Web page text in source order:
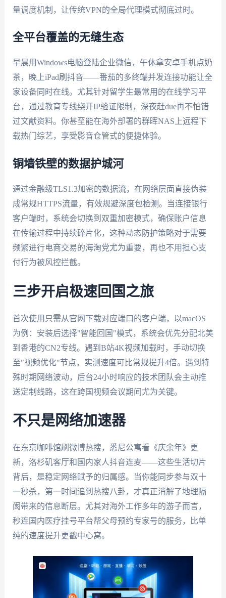
量调度机制，让传统VPN的全局代理模式彻底过时。
全平台覆盖的无缝生态
早晨用Windows电脑登陆企业微信，午休拿安卓手机点奶
茶，晚上iPad刷抖音——番茄的多终端并发连接功能让全
家设备同时在线。尤其针对留学生最常用的在线学习平
台，通过教育专线绕开IP验证限制，深夜赶due再不怕错
过文献资料。你甚至能在海外部署的群晖NAS上远程下
载热门综艺，享受影音仓管式的便捷体验。
铜墙铁壁的数据护城河
通过金融级TLS1.3加密的数据流，在网络层面直接伪装
成常规HTTPS流量，有效规避深度包检测。当连接银行
客户端时，系统会切换到双重加密模式，确保账户信息
在传输过程中持续碎片化，这种动态防护策略对于需要
频繁进行电商交易的海淘党尤为重要，再也不用担心支
付行为被风控拦截。
三步开启极速回国之旅
首次使用只需从官网下载对应端口的客户端，以macOS
为例：安装后选择"智能回国"模式，系统会优先分配北美
到香港的CN2专线。遇到B站4K视频加载时，手动切换
至"视频优化"节点，实测速度可比常规提升4倍。遇到特
殊时期网络波动，后台24小时响应的技术团队会主动推
送定制线路，这在跨国视频会议期间尤为关键。
不只是网络加速器
在东京咖啡馆刷微博热搜，悉尼公寓看《庆余年》更
新，洛杉矶客厅和国内家人抖音连麦——这些生活切片
背后，是稳定网络赋予的归属感。当你能同步参与双十
一秒杀，第一时间追到热搜八卦，才真正消解了地理隔
阂带来的信息断层。尤其对海外工作多年的游子而言，
秒连国内医疗挂号平台帮父母预约专家号的服务，比单
纯的速度提升更戳中心窝。